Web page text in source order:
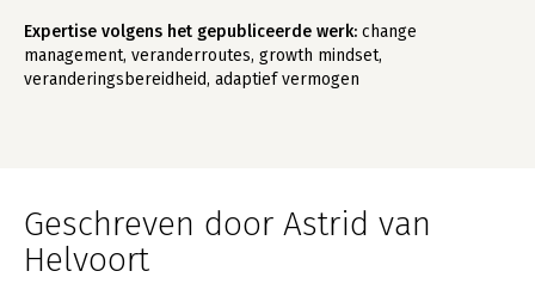
Expertise volgens het gepubliceerde werk: change
management, veranderroutes, growth mindset,
veranderingsbereidheid, adaptief vermogen
Geschreven door Astrid van
Helvoort